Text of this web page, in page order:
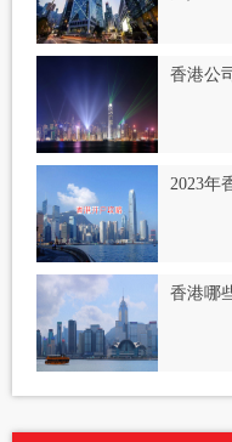
香港公
2023年
香港哪